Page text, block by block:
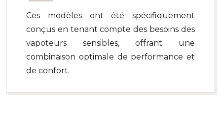
Ces modèles ont été spécifiquement
conçus en tenant compte des besoins des
vapoteurs sensibles, offrant une
combinaison optimale de performance et
de confort.